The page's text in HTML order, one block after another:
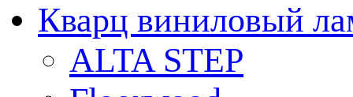
Кварц виниловый
ALTA STEP